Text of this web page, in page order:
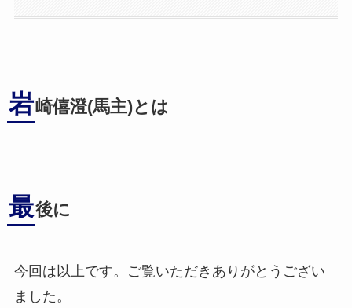
岩崎僖澄(馬主)とは
最後に
今回は以上です。ご覧いただきありがとうござい
ました。